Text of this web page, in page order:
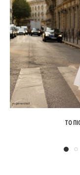
ΤΟ